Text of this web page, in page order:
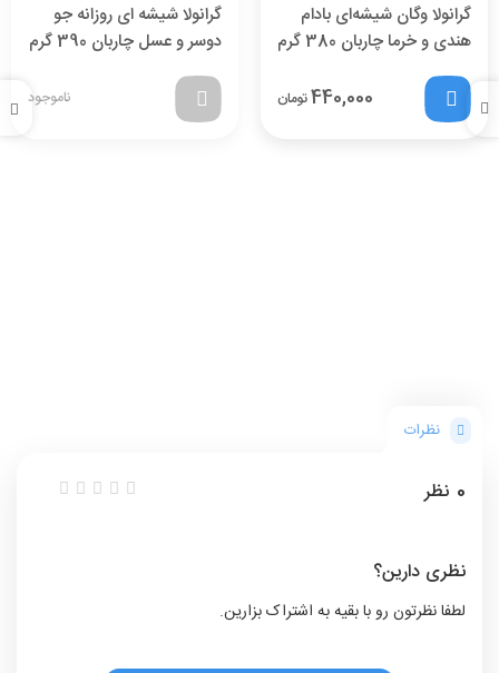
گرانولا وگان شیشه‌ای بادام
هندی و خرما چاربان 380 گرم
440,000تومان
گرانولا شیشه ای روزانه جو
دوسر و عسل چاربان 390 گرم
ناموجود
نظرات
0 نظر
نظری دارین؟
لطفا نظرتون رو با بقیه به اشتراک بزارین.